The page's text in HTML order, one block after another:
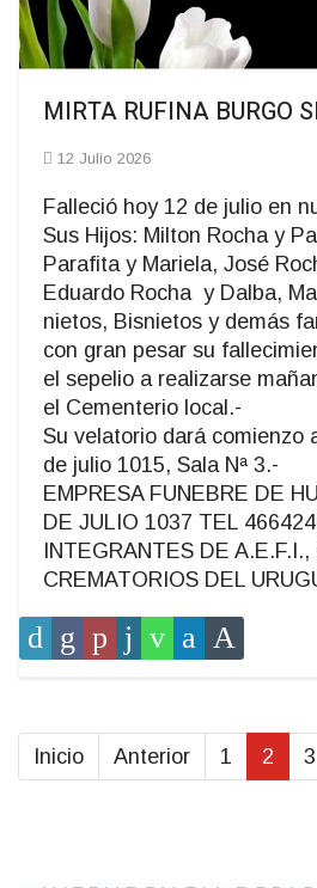
MIRTA RUFINA BURGO
12 Julio 2026
Falleció hoy 12 de julio en
Sus Hijos: Milton Rocha y
Parafita y Mariela, José
Eduardo Rocha y Dalba,
nietos, Bisnietos y demás
con gran pesar su
el sepelio a realizarse
el Cementerio local.-
Su velatorio dará comienzo
de julio 1015, Sala Nª 3.-
EMPRESA FUNEBRE DE
DE JULIO 1037 TEL
INTEGRANTES DE
CREMATORIOS DEL
Inicio Anterior 1 2 3